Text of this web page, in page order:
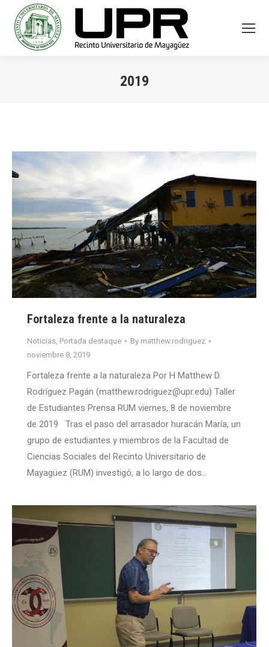
2019
Fortaleza frente a la naturaleza
Noticias, Portada destaque By matthew.rodriguez
noviembre 8, 2019
Fortaleza frente a la naturaleza Por H Matthew D.
Rodríguez Pagán (matthew.rodriguez@upr.edu) Taller
de Estudiantes Prensa RUM viernes, 8 de noviembre
de 2019 Tras el paso del arrasador huracán María, un
grupo de estudiantes y miembros de la Facultad de
Ciencias Sociales del Recinto Universitario de
Mayagüez (RUM) investigó, a lo largo de dos…